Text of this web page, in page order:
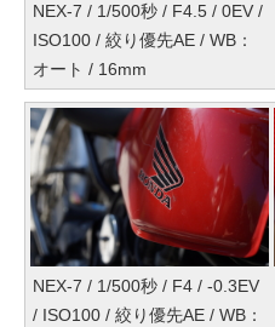
NEX-7 / 1/500秒 / F4.5 / 0EV /
ISO100 / 絞り優先AE / WB：
オート / 16mm
NEX-7 / 1/500秒 / F4 / -0.3EV
/ ISO100 / 絞り優先AE / WB：